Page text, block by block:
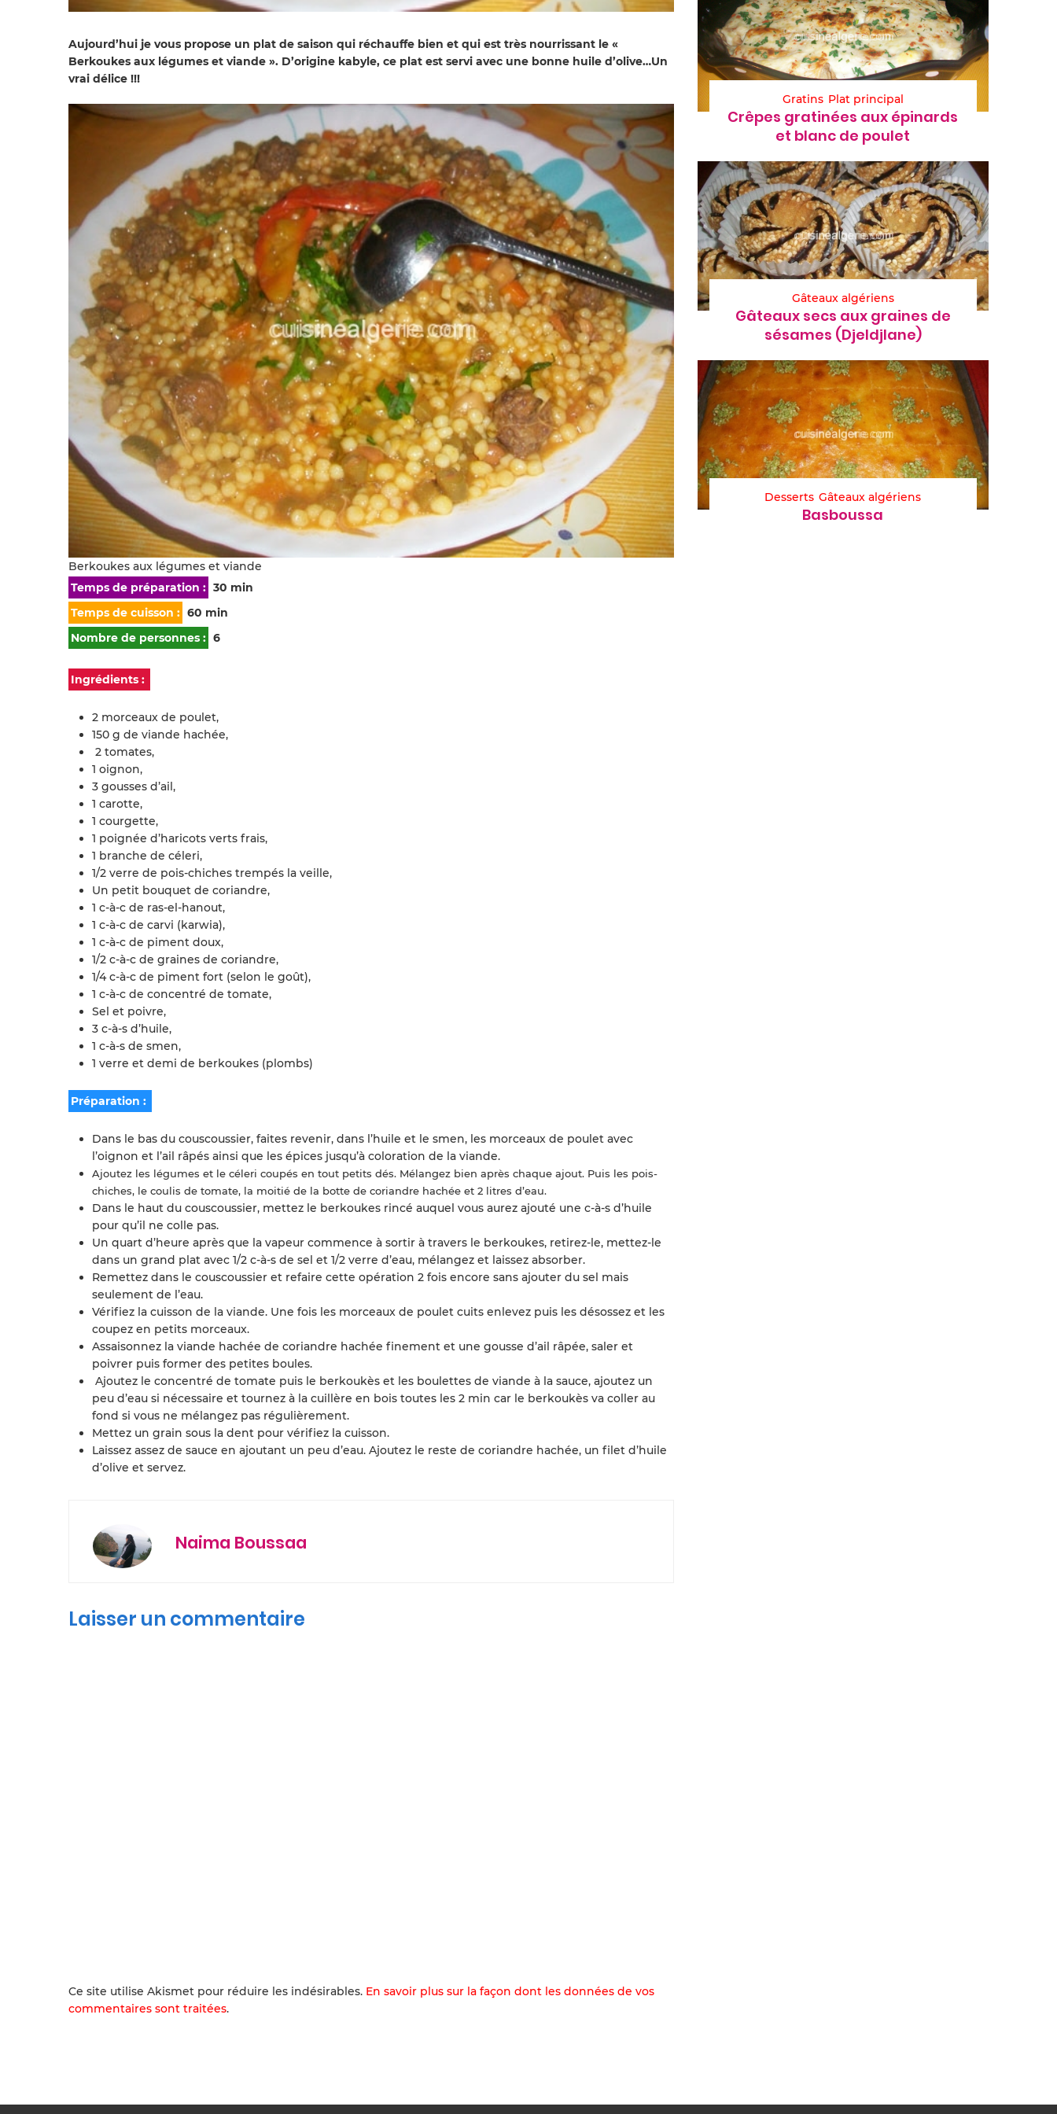
Aujourd’hui je vous propose un plat de saison qui réchauffe bien et qui est très nourrissant le «
Berkoukes aux légumes et viande ». D’origine kabyle, ce plat est servi avec une bonne huile d’olive…Un
vrai délice !!!
Berkoukes aux légumes et viande
Temps de préparation : 30 min
Temps de cuisson : 60 min
Nombre de personnes : 6
Ingrédients :
2 morceaux de poulet,
150 g de viande hachée,
2 tomates,
1 oignon,
3 gousses d’ail,
1 carotte,
1 courgette,
1 poignée d’haricots verts frais,
1 branche de céleri,
1/2 verre de pois-chiches trempés la veille,
Un petit bouquet de coriandre,
1 c-à-c de ras-el-hanout,
1 c-à-c de carvi (karwia),
1 c-à-c de piment doux,
1/2 c-à-c de graines de coriandre,
1/4 c-à-c de piment fort (selon le goût),
1 c-à-c de concentré de tomate,
Sel et poivre,
3 c-à-s d’huile,
1 c-à-s de smen,
1 verre et demi de berkoukes (plombs)
Préparation :
Dans le bas du couscoussier, faites revenir, dans l’huile et le smen, les morceaux de poulet avec
l’oignon et l’ail râpés ainsi que les épices jusqu’à coloration de la viande.
Ajoutez les légumes et le céleri coupés en tout petits dés. Mélangez bien après chaque ajout. Puis les pois-
chiches, le coulis de tomate, la moitié de la botte de coriandre hachée et 2 litres d’eau.
Dans le haut du couscoussier, mettez le berkoukes rincé auquel vous aurez ajouté une c-à-s d’huile
pour qu’il ne colle pas.
Un quart d’heure après que la vapeur commence à sortir à travers le berkoukes, retirez-le, mettez-le
dans un grand plat avec 1/2 c-à-s de sel et 1/2 verre d’eau, mélangez et laissez absorber.
Remettez dans le couscoussier et refaire cette opération 2 fois encore sans ajouter du sel mais
seulement de l’eau.
Vérifiez la cuisson de la viande. Une fois les morceaux de poulet cuits enlevez puis les désossez et les
coupez en petits morceaux.
Assaisonnez la viande hachée de coriandre hachée finement et une gousse d’ail râpée, saler et
poivrer puis former des petites boules.
Ajoutez le concentré de tomate puis le berkoukès et les boulettes de viande à la sauce, ajoutez un
peu d’eau si nécessaire et tournez à la cuillère en bois toutes les 2 min car le berkoukès va coller au
fond si vous ne mélangez pas régulièrement.
Mettez un grain sous la dent pour vérifiez la cuisson.
Laissez assez de sauce en ajoutant un peu d’eau. Ajoutez le reste de coriandre hachée, un filet d’huile
d’olive et servez.
Naima Boussaa
Laisser un commentaire
Ce site utilise Akismet pour réduire les indésirables. En savoir plus sur la façon dont les données de vos
commentaires sont traitées.
Gratins Plat principal
Crêpes gratinées aux épinards
et blanc de poulet
Gâteaux algériens
Gâteaux secs aux graines de
sésames (Djeldjlane)
Desserts Gâteaux algériens
Basboussa